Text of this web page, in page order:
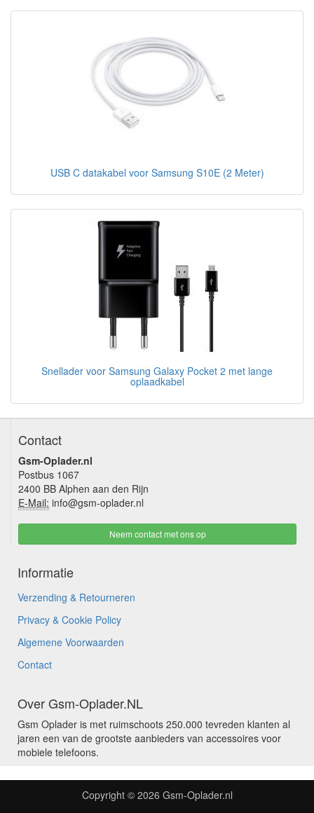
USB C datakabel voor Samsung S10E (2 Meter)
Snellader voor Samsung Galaxy Pocket 2 met lange
oplaadkabel
Contact
Gsm-Oplader.nl
Postbus 1067
2400 BB Alphen aan den Rijn
E-Mail: info@gsm-oplader.nl
Neem contact met ons op
Informatie
Verzending & Retourneren
Privacy & Cookie Policy
Algemene Voorwaarden
Contact
Over Gsm-Oplader.NL
Gsm Oplader is met ruimschoots 250.000 tevreden klanten al
jaren een van de grootste aanbieders van accessoires voor
mobiele telefoons.
Copyright © 2026 Gsm-Oplader.nl